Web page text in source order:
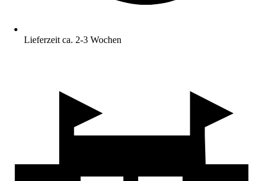
Lieferzeit ca. 2-3 Wochen